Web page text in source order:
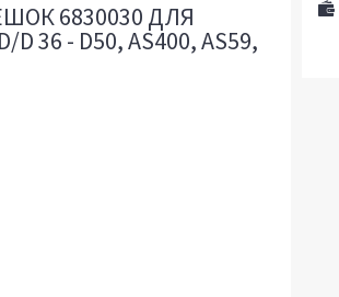
6830030 ДЛЯ
36 - D50, AS400, AS59,